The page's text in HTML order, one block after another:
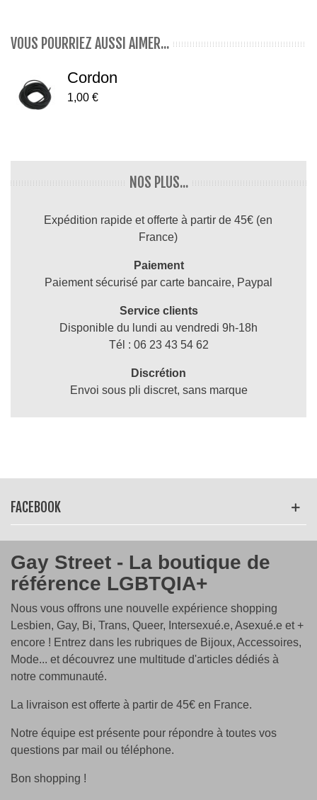
Pensez au cordon vendu à part
VOUS POURRIEZ AUSSI AIMER...
Cordon
1,00 €
NOS PLUS...
Expédition rapide et offerte à partir de 45€ (en
France)
Paiement
Paiement sécurisé par carte bancaire, Paypal
Service clients
Disponible du lundi au vendredi 9h-18h
Tél : 06 23 43 54 62
Discrétion
Envoi sous pli discret, sans marque
FACEBOOK
Gay Street - La boutique de
référence LGBTQIA+
Nous vous offrons une nouvelle expérience shopping
Lesbien, Gay, Bi, Trans, Queer, Intersexué.e, Asexué.e et +
encore ! Entrez dans les rubriques de Bijoux, Accessoires,
Mode... et découvrez une multitude d'articles dédiés à
notre communauté.
La livraison est offerte à partir de 45€ en France.
Notre équipe est présente pour répondre à toutes vos
questions par mail ou téléphone.
Bon shopping !